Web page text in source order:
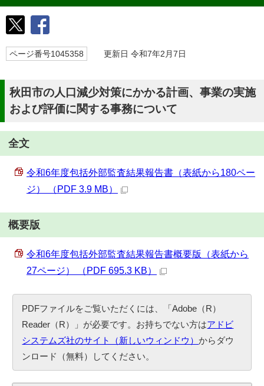
ページ番号1045358 更新日 令和7年2月7日
秋田市の人口減少対策にかかる計画、事業の実施
および評価に関する事務について
全文
令和6年度包括外部監査結果報告書（表紙から180ペー
ジ） （PDF 3.9 MB）
概要版
令和6年度包括外部監査結果報告書概要版（表紙から
27ページ） （PDF 695.3 KB）
PDFファイルをご覧いただくには、「Adobe（R）
Reader（R）」が必要です。お持ちでない方はアドビ
システムズ社のサイト（新しいウィンドウ）からダウ
ンロード（無料）してください。